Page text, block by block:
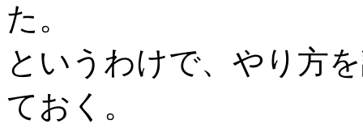
た。
というわけで、やり方
ておく。